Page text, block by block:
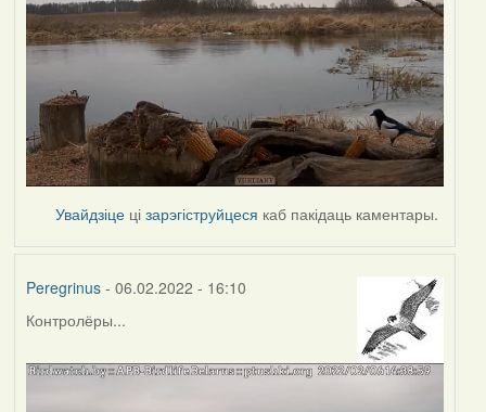
Увайдзіце цізарэгіструйцеся каб пакідаць каментары.
Peregrinus- 06.02.2022 - 16:10
Контролёры...